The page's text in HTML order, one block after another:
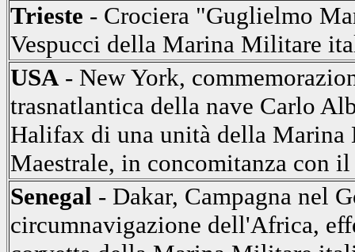
Trieste - Crociera "Guglielmo
Vespucci della Marina Militare
USA - New York,
trasnatlantica della nave Carlo
Halifax di una unità della Marina
Maestrale, in concomitanza con
Senegal - Dakar, Campagna nel
circumnavigazione dell'Africa,